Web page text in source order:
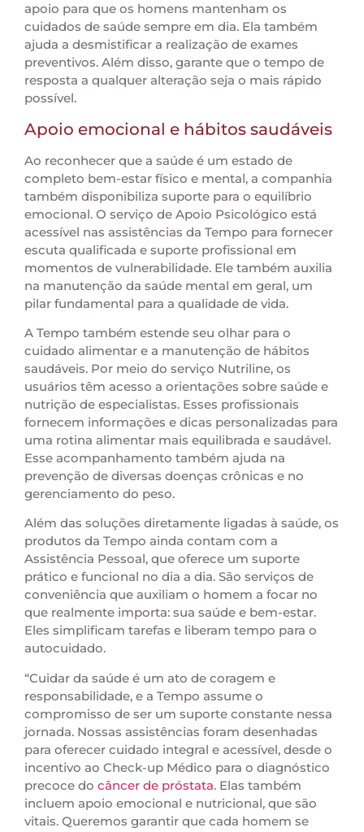
apoio para que os homens mantenham os
cuidados de saúde sempre em dia. Ela também
ajuda a desmistificar a realização de exames
preventivos. Além disso, garante que o tempo de
resposta a qualquer alteração seja o mais rápido
possível.
Apoio emocional e hábitos saudáveis
Ao reconhecer que a saúde é um estado de
completo bem-estar físico e mental, a companhia
também disponibiliza suporte para o equilíbrio
emocional. O serviço de Apoio Psicológico está
acessível nas assistências da Tempo para fornecer
escuta qualificada e suporte profissional em
momentos de vulnerabilidade. Ele também auxilia
na manutenção da saúde mental em geral, um
pilar fundamental para a qualidade de vida.
A Tempo também estende seu olhar para o
cuidado alimentar e a manutenção de hábitos
saudáveis. Por meio do serviço Nutriline, os
usuários têm acesso a orientações sobre saúde e
nutrição de especialistas. Esses profissionais
fornecem informações e dicas personalizadas para
uma rotina alimentar mais equilibrada e saudável.
Esse acompanhamento também ajuda na
prevenção de diversas doenças crônicas e no
gerenciamento do peso.
Além das soluções diretamente ligadas à saúde, os
produtos da Tempo ainda contam com a
Assistência Pessoal, que oferece um suporte
prático e funcional no dia a dia. São serviços de
conveniência que auxiliam o homem a focar no
que realmente importa: sua saúde e bem-estar.
Eles simplificam tarefas e liberam tempo para o
autocuidado.
“Cuidar da saúde é um ato de coragem e
responsabilidade, e a Tempo assume o
compromisso de ser um suporte constante nessa
jornada. Nossas assistências foram desenhadas
para oferecer cuidado integral e acessível, desde o
incentivo ao Check-up Médico para o diagnóstico
precoce do câncer de próstata. Elas também
incluem apoio emocional e nutricional, que são
vitais. Queremos garantir que cada homem se